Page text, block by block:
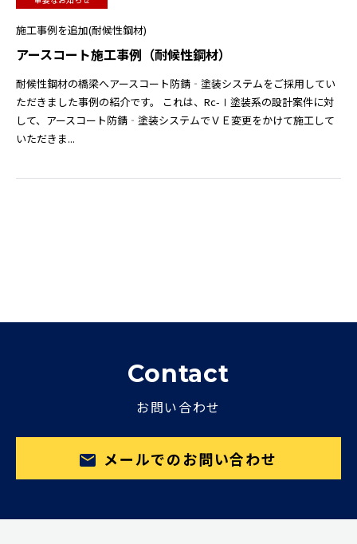
施工事例を追加(耐候性鋼材)
アースコート施工事例（耐候性鋼材）
耐候性鋼材の橋梁へアースコート防錆‐塗装システムをご採用してい
ただきました事例の紹介です。 これは、Rc-Ⅰ塗装系の設計案件に対
して、アースコート防錆‐塗装システムでＶＥ変更をかけて施工して
いただきま...
Contact
お問い合わせ
メールでのお問い合わせ